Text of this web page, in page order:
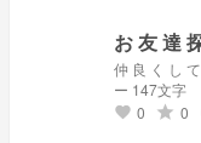
お 友 達
ー 147文字
favorite 0 grade 0